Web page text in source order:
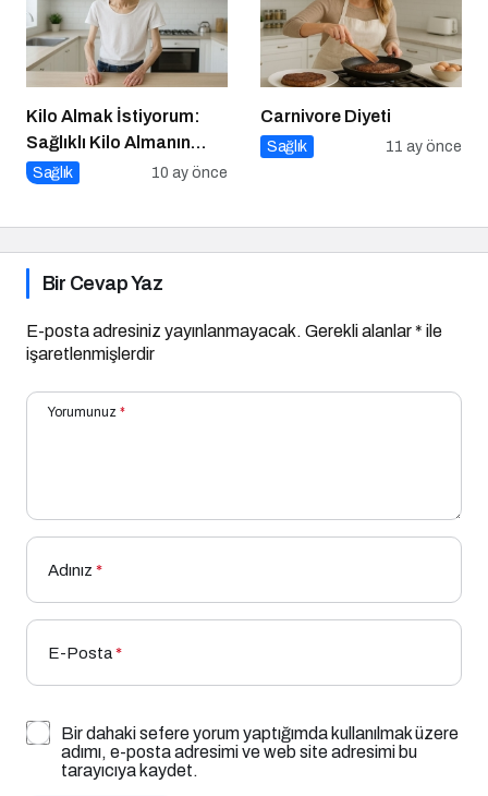
Kilo Almak İstiyorum:
Sağlıklı Kilo Almanın
Yolları
Sağlık 10 ay önce
Carnivore Diyeti
Sağlık 11 ay önce
Bir Cevap Yaz
E-posta adresiniz yayınlanmayacak. Gerekli alanlar* ile
işaretlenmişlerdir
Yorumunuz *
Adınız *
E-Posta*
Bir dahaki sefere yorum yaptığımda kullanılmak üzere
adımı, e-posta adresimi ve web site adresimi bu
tarayıcıya kaydet.